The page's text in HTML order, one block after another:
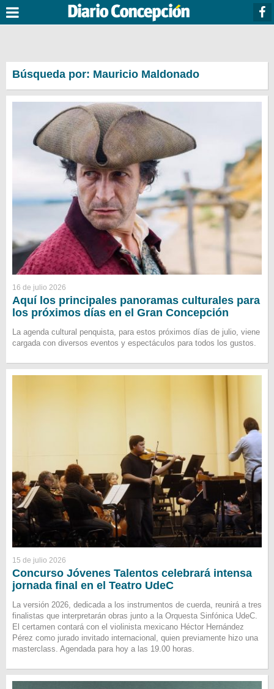
Búsqueda por: Mauricio Maldonado
16 de julio 2026
Aquí los principales panoramas culturales para
los próximos días en el Gran Concepción
La agenda cultural penquista, para estos próximos días de julio, viene
cargada con diversos eventos y espectáculos para todos los gustos.
15 de julio 2026
Concurso Jóvenes Talentos celebrará intensa
jornada final en el Teatro UdeC
La versión 2026, dedicada a los instrumentos de cuerda, reunirá a tres
finalistas que interpretarán obras junto a la Orquesta Sinfónica UdeC.
El certamen contará con el violinista mexicano Héctor Hernández
Pérez como jurado invitado internacional, quien previamente hizo una
masterclass. Agendada para hoy a las 19.00 horas.